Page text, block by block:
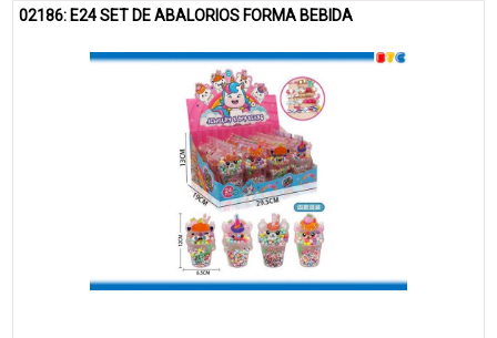
02186: E24 SET DE ABALORIOS FORMA BEBIDA